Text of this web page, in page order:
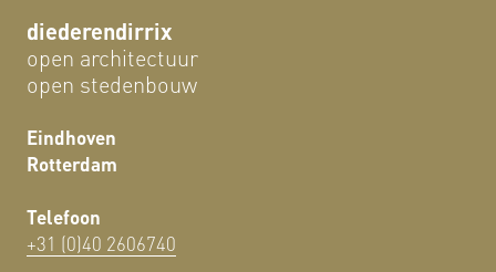
diederendirrix
open architectuur
open stedenbouw
Eindhoven
Rotterdam
Telefoon
+31 (0)40 2606740